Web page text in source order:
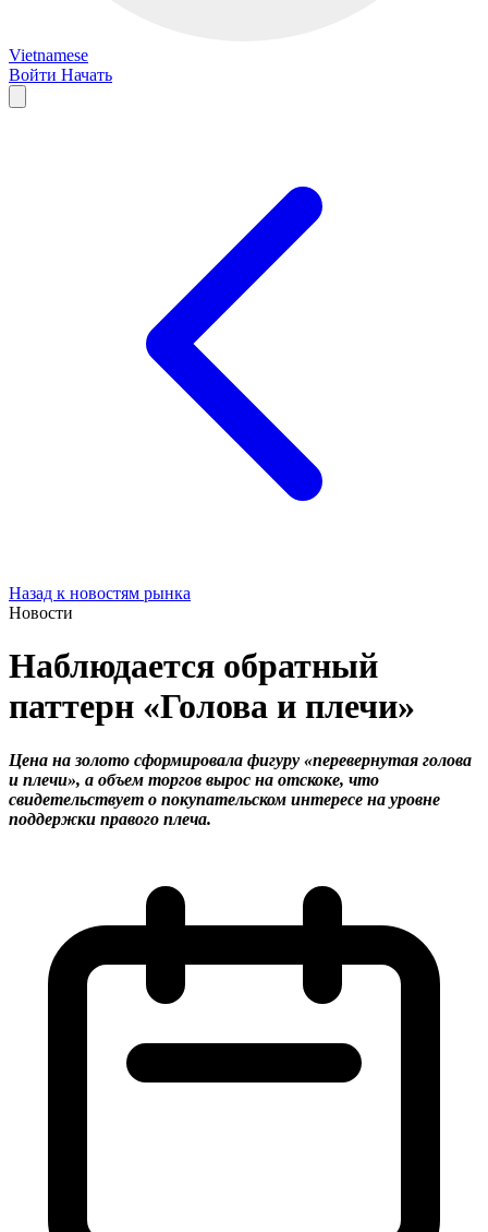
Vietnamese
Войти Начать
Назад к новостям рынка
Новости
Наблюдается обратный
паттерн «Голова и плечи»
Цена на золото сформировала фигуру «перевернутая голова
и плечи», а объем торгов вырос на отскоке, что
свидетельствует о покупательском интересе на уровне
поддержки правого плеча.